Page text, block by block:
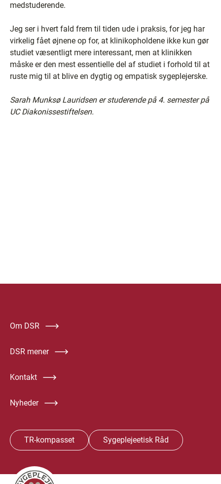
medstuderende.
Jeg ser i hvert fald frem til tiden ude i praksis, for jeg har
virkelig fået øjnene op for, at klinikopholdene ikke kun gør
studiet væsentligt mere interessant, men at klinikken
måske er den mest essentielle del af studiet i forhold til at
ruste mig til at blive en dygtig og empatisk sygeplejerske.
Sarah Munksø Lauridsen er studerende på 4. semester på
UC Diakonissestiftelsen.
Om DSR
DSR mener
Kontakt
Nyheder
TR-kompasset Sygeplejeetisk Råd